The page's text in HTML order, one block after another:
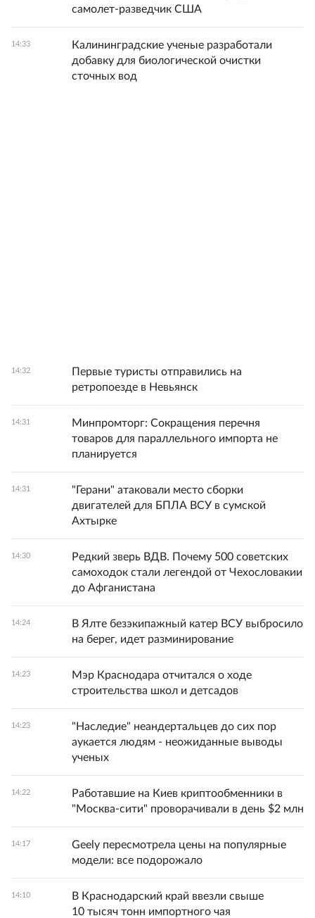
самолет-разведчик США
14:33
Калининградские ученые разработали
добавку для биологической очистки
сточных вод
14:32
Первые туристы отправились на
ретропоезде в Невьянск
14:31
Минпромторг: Сокращения перечня
товаров для параллельного импорта не
планируется
14:31
"Герани" атаковали место сборки
двигателей для БПЛА ВСУ в сумской
Ахтырке
14:30
Редкий зверь ВДВ. Почему 500 советских
самоходок стали легендой от Чехословакии
до Афганистана
14:24
В Ялте безэкипажный катер ВСУ выбросило
на берег, идет разминирование
14:23
Мэр Краснодара отчитался о ходе
строительства школ и детсадов
14:23
"Наследие" неандертальцев до сих пор
аукается людям - неожиданные выводы
ученых
14:22
Работавшие на Киев криптообменники в
"Москва-сити" проворачивали в день $2 млн
14:17
Geely пересмотрела цены на популярные
модели: все подорожало
14:10
В Краснодарский край ввезли свыше
10 тысяч тонн импортного чая